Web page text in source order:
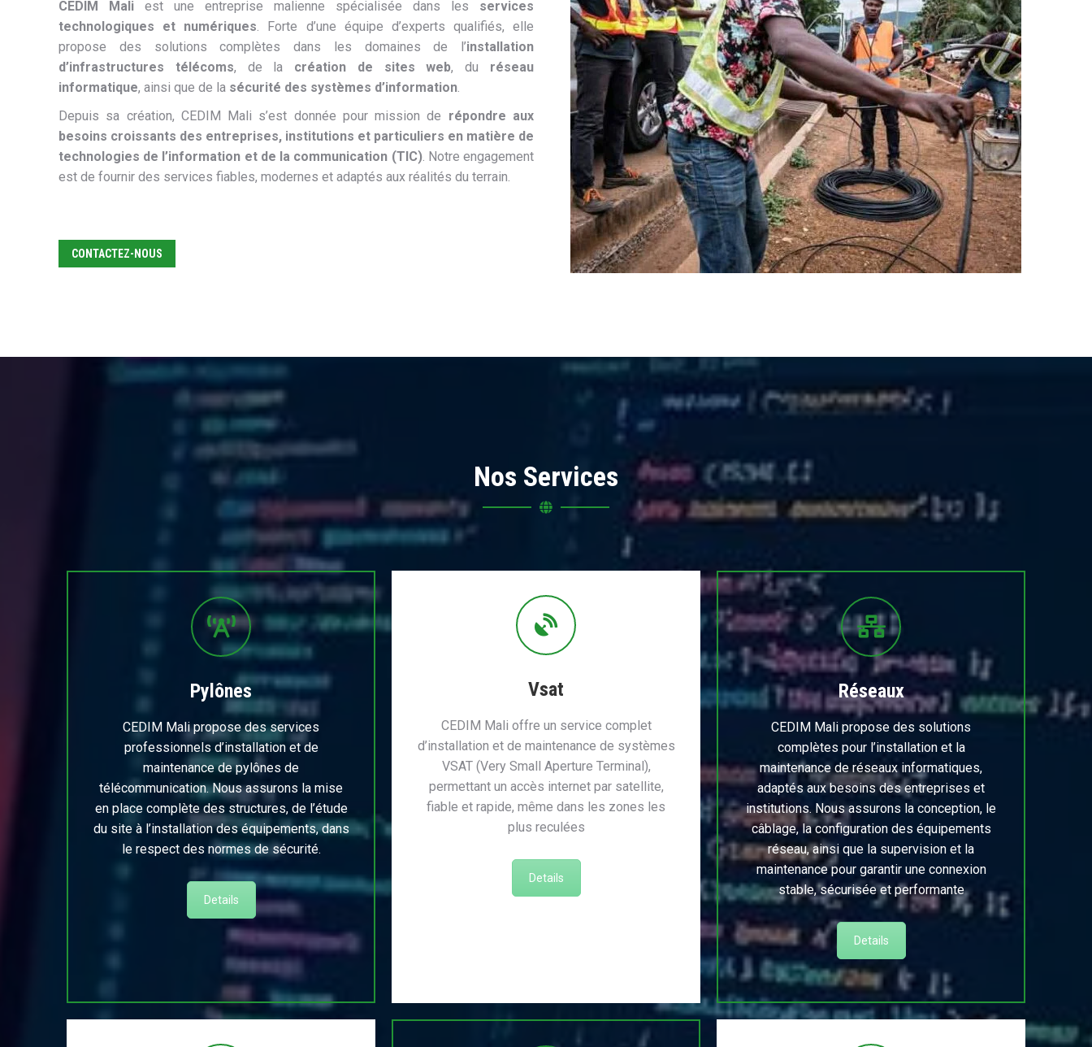
CEDIM Mali est une entreprise malienne spécialisée dans les services
technologiques et numériques. Forte d’une équipe d’experts qualifiés, elle
propose des solutions complètes dans les domaines de l’installation
d’infrastructures télécoms, de la création de sites web, du réseau
informatique, ainsi que de la sécurité des systèmes d’information.
Depuis sa création, CEDIM Mali s’est donnée pour mission de répondre aux
besoins croissants des entreprises, institutions et particuliers en matière de
technologies de l’information et de la communication (TIC). Notre engagement
est de fournir des services fiables, modernes et adaptés aux réalités du terrain.
CONTACTEZ-NOUS
Nos Services
Pylônes
CEDIM Mali propose des services
professionnels d’installation et de
maintenance de pylônes de
télécommunication. Nous assurons la mise
en place complète des structures, de l’étude
du site à l’installation des équipements, dans
le respect des normes de sécurité.
Details
Vsat
CEDIM Mali offre un service complet
d’installation et de maintenance de systèmes
VSAT (Very Small Aperture Terminal),
permettant un accès internet par satellite,
fiable et rapide, même dans les zones les
plus reculées
Details
Réseaux
CEDIM Mali propose des solutions
complètes pour l’installation et la
maintenance de réseaux informatiques,
adaptés aux besoins des entreprises et
institutions. Nous assurons la conception, le
câblage, la configuration des équipements
réseau, ainsi que la supervision et la
maintenance pour garantir une connexion
stable, sécurisée et performante
Details